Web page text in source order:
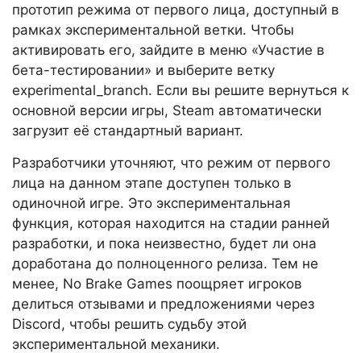
прототип режима от первого лица, доступный в
рамках экспериментальной ветки. Чтобы
активировать его, зайдите в меню «Участие в
бета-тестировании» и выберите ветку
experimental_branch. Если вы решите вернуться к
основной версии игры, Steam автоматически
загрузит её стандартный вариант.
Разработчики уточняют, что режим от первого
лица на данном этапе доступен только в
одиночной игре. Это экспериментальная
функция, которая находится на стадии ранней
разработки, и пока неизвестно, будет ли она
доработана до полноценного релиза. Тем не
менее, No Brake Games поощряет игроков
делиться отзывами и предложениями через
Discord, чтобы решить судьбу этой
экспериментальной механики.